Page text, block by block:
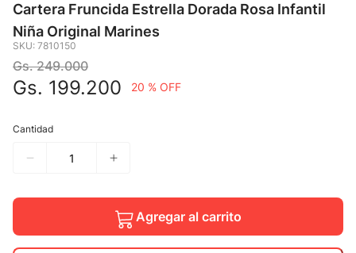
Cartera Fruncida Estrella Dorada Rosa Infantil
Niña Original Marines
SKU: 7810150
Gs. 249.000
Gs. 199.200 20 % OFF
Cantidad
Agregar al carrito
5. caterpillar
6. mochila
7. nike
9.
calzado